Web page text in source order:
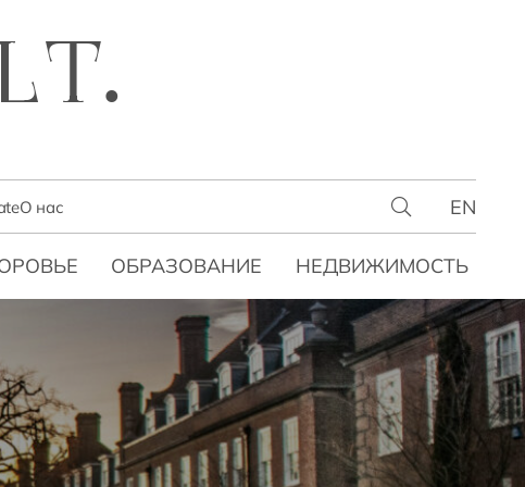
О нас EN
ОБРАЗОВАНИЕ НЕДВИЖИМОСТЬ